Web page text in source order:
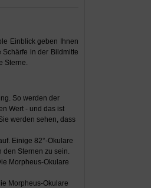
Einblick geben Ihnen
in der Bildmitte
Sterne.
So werden der
Wert - und das ist
werden sehen, dass
Einige 82°-Okulare
Sternen zu sein.
Morpheus-Okulare
Morpheus-Okulare